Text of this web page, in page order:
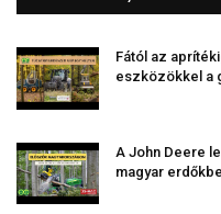
Fától az
eszközökkel a
A John Deere
magyar